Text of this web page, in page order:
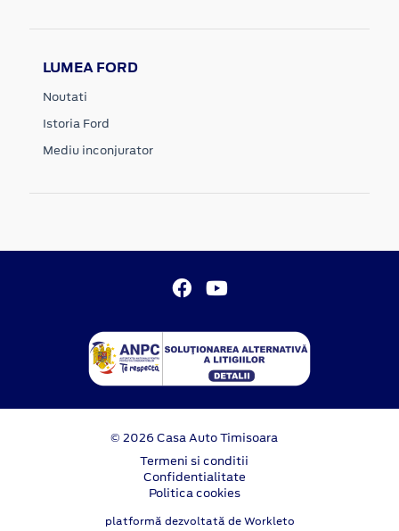
LUMEA FORD
Noutati
Istoria Ford
Mediu inconjurator
© 2026 Casa Auto Timisoara
Termeni si conditii
Confidentialitate
Politica cookies
platformă dezvoltată de Workleto